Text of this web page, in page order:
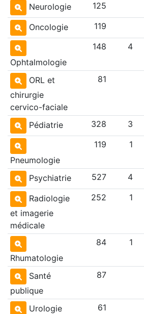
Neurologie 125
Oncologie 119
Ophtalmologie
148 4
ORL et
chirurgie
cervico-faciale
81
Pédiatrie 328 3
Pneumologie
119 1
Psychiatrie 527 4
Radiologie
et imagerie
médicale
252 1
Rhumatologie
84 1
Santé
publique
87
Urologie 61